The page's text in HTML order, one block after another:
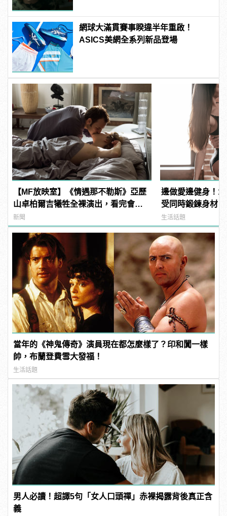
網球大滿貫賽事睽違半年重啟！
ASICS美網全系列新品登場
【MF放映室】《情遇那不勒斯》亞歷
山卓柏爾吉犧牲全裸演出，看完會超
想去那不勒斯!
新聞
邊做愛邊健身！
受同時鍛鍊身材
生活話題
當年的《神鬼傳奇》演員現在都怎麼樣了？印和闐一樣
帥，布蘭登費雪大發福！
生活話題
男人必讀！超譯5句「女人口頭禪」赤裸揭露背後真正含
義